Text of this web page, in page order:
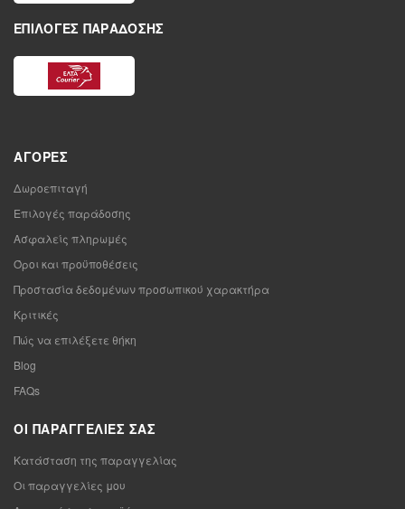
ΕΠΙΛΟΓΈΣ ΠΑΡΆΔΟΣΗΣ
ΑΓΟΡΈΣ
Δωροεπιταγή
Επιλογές παράδοσης
Ασφαλείς πληρωμές
Όροι και προϋποθέσεις
Προστασία δεδομένων προσωπικού χαρακτήρα
Κριτικές
Πώς να επιλέξετε θήκη
Blog
FAQs
ΟΙ ΠΑΡΑΓΓΕΛΊΕΣ ΣΑΣ
Κατάσταση της παραγγελίας
Οι παραγγελίες μου